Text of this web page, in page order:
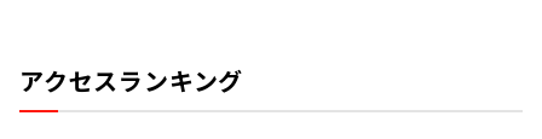
アクセスランキング